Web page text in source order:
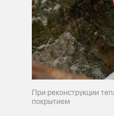
При реконструкции
покрытием